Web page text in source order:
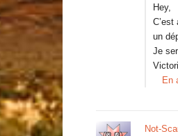
Hey,
un
Je
En
Not-